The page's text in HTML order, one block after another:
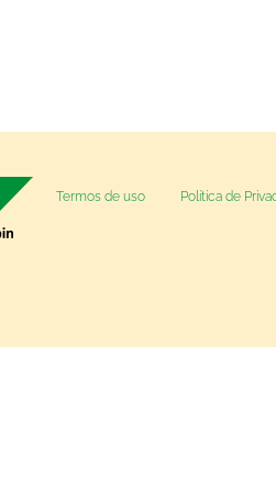
Termos de uso Política de